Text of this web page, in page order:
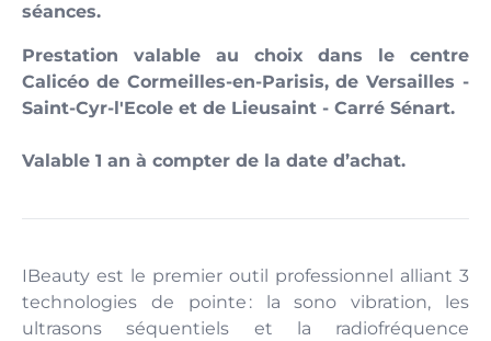
séances.
Prestation valable au choix dans le centre
Calicéo de Cormeilles-en-Parisis, de Versailles -
Saint-Cyr-l'Ecole et de Lieusaint - Carré Sénart.
Valable 1 an à compter de la date d’achat.
IBeauty est le premier outil professionnel alliant 3
technologies de pointe : la sono vibration, les
ultrasons séquentiels et la radiofréquence